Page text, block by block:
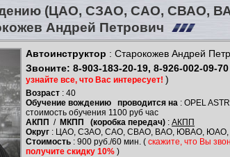
(ЦАО, СЗАО, САО, СВАО,
Андрей Петрович
Автоинструктор : Старокожев Андрей
Звоните: 8-903-183-20-19, 8-926-002-09-70
узнайте все, что Вас интересует! )
Возраст : 40
Обучение вождению
проводится на : OPEL
стоимость обучения 1100 руб час
АКПП / МКПП (коробка передач) : АКПП
Округ : ЦАО, СЗАО, САО, СВАО, ВАО, ЮВАО,
Стоимость : 900 руб./60 мин. ( скажите, что Вы
получите скидку 10% )